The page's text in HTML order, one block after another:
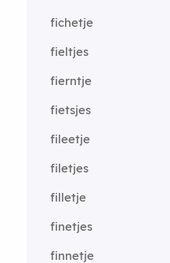
fichetje
fieltjes
fierntje
fietsjes
fileetje
filetjes
filletje
finetjes
finnetje